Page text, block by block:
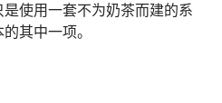
使用一套不为奶茶而建的系
其中一项。